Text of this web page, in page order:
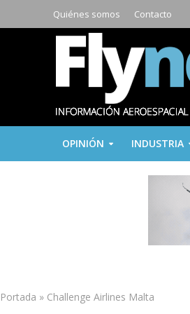
Quiénes somos Contacto
OPINIÓN INDUSTRIA
Portada » Challenge Airlines Malta